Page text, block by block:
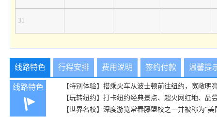
31
线路特色 行程安排 费用说明 签约付款 温馨提
线路特色
【特别体验】搭乘火车从波士顿前往纽约，宽敞
【玩转纽约】打卡纽约经典景点、超火网红地、
【世界名校】深度游览常春藤盟校之一并被称为“